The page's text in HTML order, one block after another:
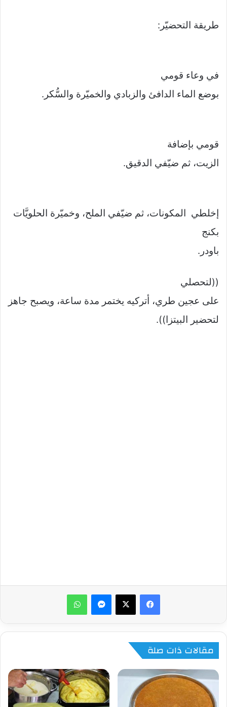
طريقة التحضيّر:
في وعاء قومي
بوضع الماء الدافئ والزبادي والخميّرة والسُّكر.
قومي بإضافة
الزيت، ثم ضيّفي الدقيق.
إخلطي المكونات، ثم ضيّفي الملح، وخميّرة الحلويَّات
بكنج
باودر.
((لتحصلي
على عجين طري، أتركيه يختمر مدة ساعة، ويصبح جاهز
لتحضير البيتزا)).
ماسنجر واتساب
مقالات ذات صلة